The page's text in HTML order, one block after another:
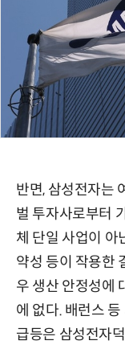
반면, 삼성전자는
벌 투자사로부터
체 단일 사업이 아
약성 등이 작용한
우 생산 안정성에
에 없다. 배런스
급등은 삼성전자